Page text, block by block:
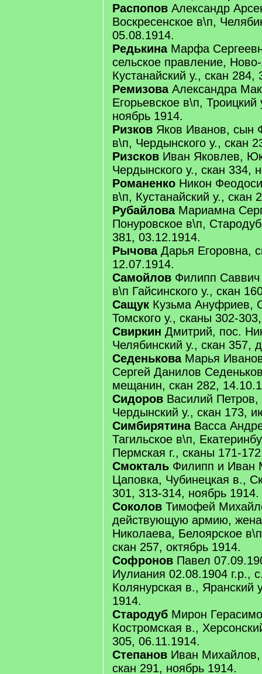
Распопов Александр
Воскресенское в\п,
05.08.1914.
РедькинаМарфа
сельское правление,
Кустанайский у., скан 284,
РемизоваАлександра
Егорьевское в\п, Троицкий
ноябрь 1914.
Ризков Яков Иванов, сын
в\п, Чердынского у., скан
Ризсков Иван Яковлев,
Чердынского у., скан 334,
Романенко Никон
в\п, Кустанайский у., скан
РубайловаМариамна
Понуровское в\п,
381, 03.12.1914.
Рычова Дарья Егоровна,
12.07.1914.
Самойлов Филипп
в\п Гайсинского у., скан
Сащук Кузьма Ануфриев,
Томского у., сканы 302-
Свиркин Дмитрий, пос.
Челябинский у., скан 357,
СеденьковаМарья
Сергей Данилов
мещанин, скан 282,
Сидоров Василий
Чердынский у., скан 173,
СимбирятинаВасса
Тагильское в\п,
Пермская г., сканы 171-
Смокталь Филипп и Иван
Цаповка, Чубинецкая в.,
301, 313-314, ноябрь 1914.
Соколов Тимофей
действующую армию,
Николаева, Белоярское
скан 257, октябрь 1914.
Софронов Павел
Иулиания 02.08.1904 г.р.,
Колянурская в., Яранский
1914.
Стародуб Мирон
Костромская в.,
305, 06.11.1914.
Степанов Иван Михайлов,
скан 291, ноябрь 1914.